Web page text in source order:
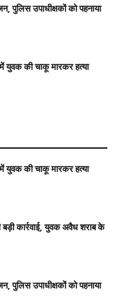
पुलिस उपाधीक्षकों को पहनाया
युवक की चाकू मारकर हत्या
युवक की चाकू मारकर हत्या
कार्रवाई, युवक अवैध शराब के
पुलिस उपाधीक्षकों को पहनाया